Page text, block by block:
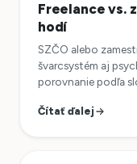
Freelance vs.
hodí
SZČO alebo
švarcsystém aj
porovnanie podľa
Čítať ďalej